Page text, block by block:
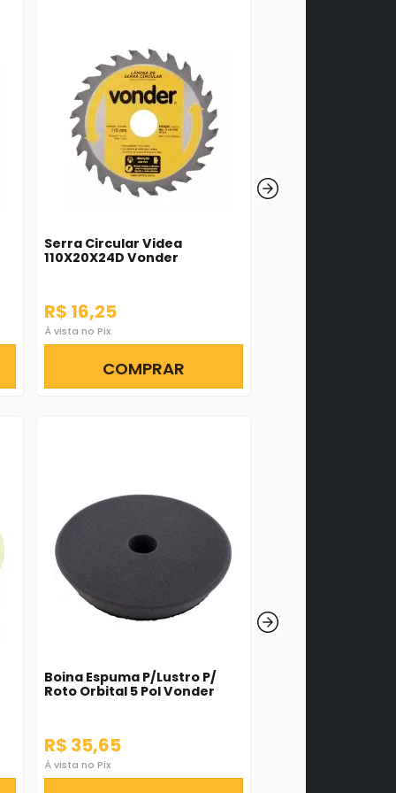
Serra Circular Videa
110X20X24D Vonder
R$ 16,25
À vista no Pix
COMPRAR
Boina Espuma P/Lustro P/
Roto Orbital 5 Pol Vonder
R$ 35,65
À vista no Pix